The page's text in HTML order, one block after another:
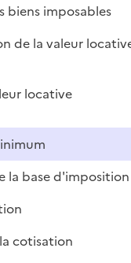
biens imposables
de la valeur
locative
la base d'imposition
cotisation